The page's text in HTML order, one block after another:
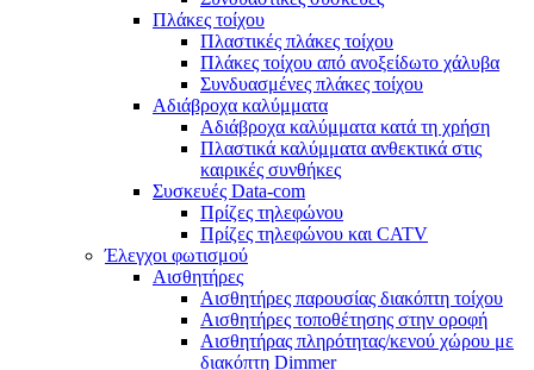
Πλάκες τοίχου
Πλαστικές πλάκες τοίχου
Πλάκες τοίχου από ανοξείδωτο χάλυβα
Συνδυασμένες πλάκες τοίχου
Αδιάβροχα καλύμματα
Αδιάβροχα καλύμματα κατά τη χρήση
Πλαστικά καλύμματα ανθεκτικά στις
καιρικές συνθήκες
Συσκευές Data-com
Πρίζες τηλεφώνου
Πρίζες τηλεφώνου και CATV
Έλεγχοι φωτισμού
Αισθητήρες
Αισθητήρες παρουσίας διακόπτη τοίχου
Αισθητήρες τοποθέτησης στην οροφή
Αισθητήρας πληρότητας/κενού χώρου με
διακόπτη Dimmer